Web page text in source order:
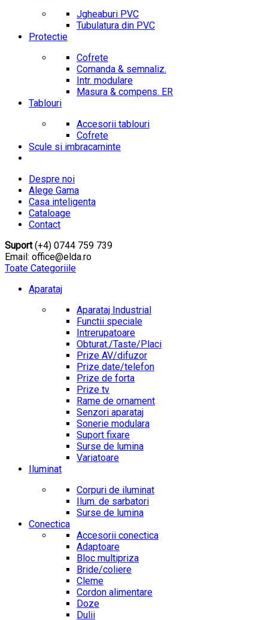
Jgheaburi PVC
Tubulatura din PVC
Protectie
Cofrete
Comanda & semnaliz.
Intr. modulare
Masura & compens. ER
Tablouri
Accesorii tablouri
Cofrete
Scule si imbracaminte
Despre noi
Alege Gama
Casa inteligenta
Cataloage
Contact
Suport(+4) 0744 759 739
Email: office@elda.ro
Toate Categoriile
Aparataj
Aparataj Industrial
Functii speciale
Intrerupatoare
Obturat./Taste/Placi
Prize AV/difuzor
Prize date/telefon
Prize de forta
Prize tv
Rame de ornament
Senzori aparataj
Sonerie modulara
Suport fixare
Surse de lumina
Variatoare
Iluminat
Corpuri de iluminat
Ilum. de sarbatori
Surse de lumina
Conectica
Accesorii conectica
Adaptoare
Bloc multipriza
Bride/coliere
Cleme
Cordon alimentare
Doze
Dulii